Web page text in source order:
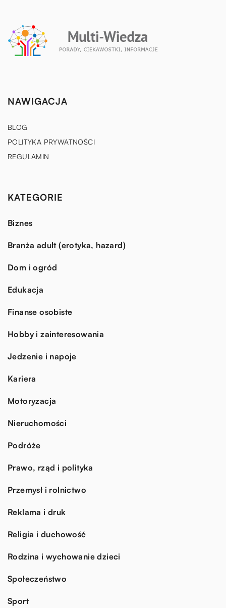
NAWIGACJA
BLOG
POLITYKA PRYWATNOŚCI
REGULAMIN
KATEGORIE
Biznes
Branża adult (erotyka, hazard)
Dom i ogród
Edukacja
Finanse osobiste
Hobby i zainteresowania
Jedzenie i napoje
Kariera
Motoryzacja
Nieruchomości
Podróże
Prawo, rząd i polityka
Przemysł i rolnictwo
Reklama i druk
Religia i duchowość
Rodzina i wychowanie dzieci
Społeczeństwo
Sport